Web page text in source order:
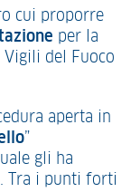
cui proporre
per la
Vigili del Fuoco
aperta in
”
gli ha
. Tra i punti forti